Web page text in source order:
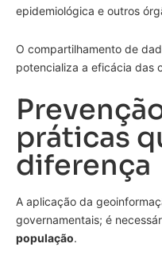
epidemiológica e outros
O compartilhamento de
potencializa a eficácia das
práticas
diferença
A aplicação da
governamentais; é
população.